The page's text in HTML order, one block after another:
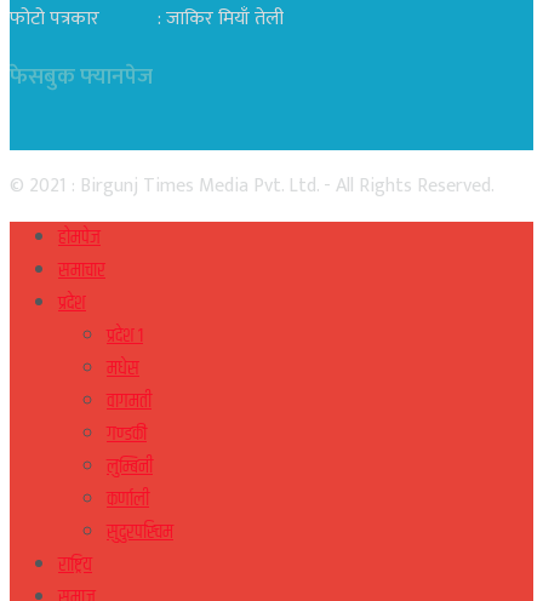
फोटो पत्रकार : जाकिर मियाँ तेली
फेसबुक फ्यानपेज
© 2021 : Birgunj Times Media Pvt. Ltd. - All Rights Reserved.
होमपेज
समाचार
प्रदेश
प्रदेश १
मधेस
वागमती
गण्डकी
लुम्बिनी
कर्णाली
सुदुरपस्चिम
राष्ट्रिय